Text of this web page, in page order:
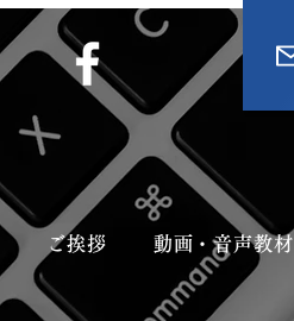
ご挨拶 動画・音声教材